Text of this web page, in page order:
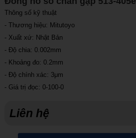
Thông số kỹ thuật
- Thương hiệu: Mitutoyo
- Xuất xứ: Nhật Bản
- Độ chia: 0.002mm
- Khoảng đo: 0.2mm
- Độ chính xác: 3μm
- Giá trị đọc: 0-100-0
Liên hệ